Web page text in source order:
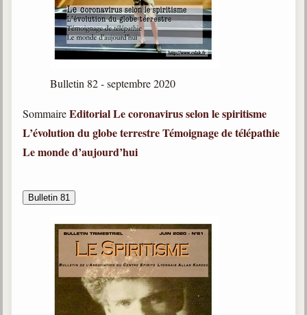
Bulletin 82 - septembre 2020
SommaireEditorialLe coronavirus selon le spiritisme
L’évolution du globe terrestreTémoignage de télépathie
Le monde d’aujourd’hui
Bulletin 81